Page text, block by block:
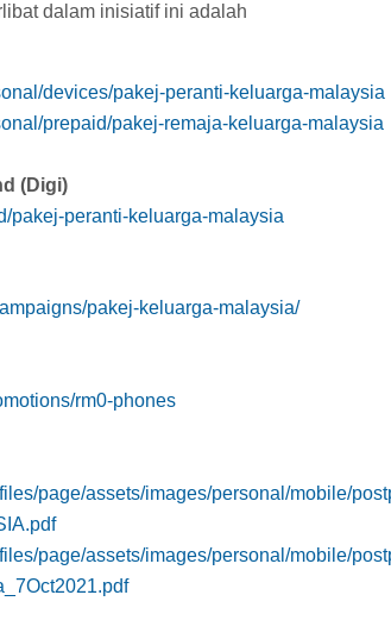
dalam inisiatif ini adalah
devices/pakej-peranti-keluarga-malaysia
prepaid/pakej-remaja-keluarga-malaysia
(Digi)
pakej-peranti-keluarga-malaysia
pakej-keluarga-malaysia/
rm0-phones
page/assets/images/personal/mobile/
page/assets/images/personal/mobile/